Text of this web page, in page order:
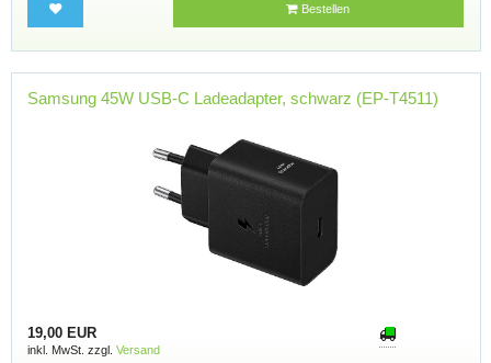
Bestellen
Samsung 45W USB-C Ladeadapter, schwarz (EP-T4511)
19,00 EUR
inkl. MwSt. zzgl. Versand